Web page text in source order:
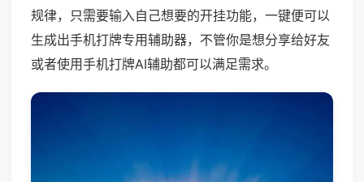
规律，只需要输入自己想要的开挂功能，一键便可以
生成出手机打牌专用辅助器，不管你是想分享给好友
或者使用手机打牌AI辅助都可以满足需求。